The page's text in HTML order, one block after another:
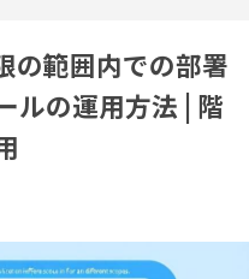
範囲内での部署
ルの運用方法 | 階